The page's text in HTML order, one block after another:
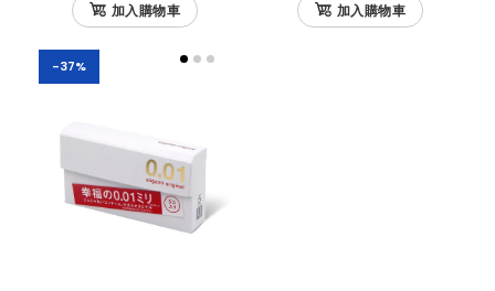
加入購物車 加入購物車
-37%